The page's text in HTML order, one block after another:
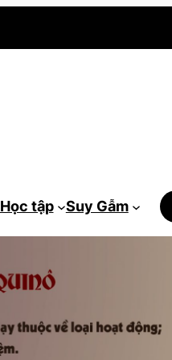
Học tập Suy Gẫm